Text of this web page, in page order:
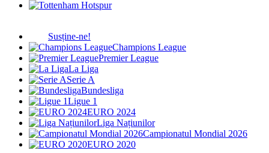
Susține-ne!
Champions League
Premier League
La Liga
Serie A
Bundesliga
Ligue 1
EURO 2024
Liga Națiunilor
Campionatul Mondial 2026
EURO 2020